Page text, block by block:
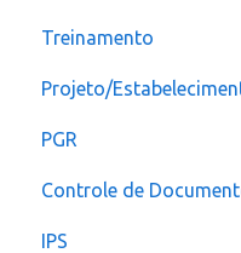
CAT
Treinamento
Configuração
Projeto/
PGR
Controle de
IPS